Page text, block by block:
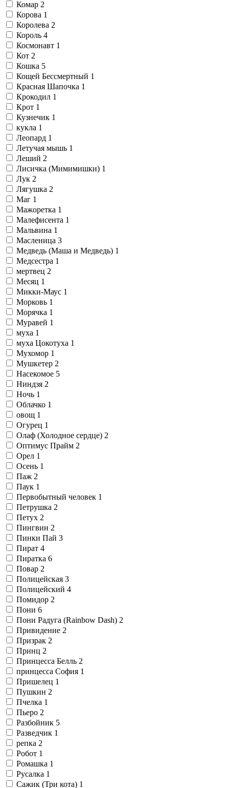
Комар 2
Корова 1
Королева 2
Король 4
Космонавт 1
Кот 2
Кошка 5
Кощей Бессмертный 1
Красная Шапочка 1
Крокодил 1
Крот 1
Кузнечик 1
кукла 1
Леопард 1
Летучая мышь 1
Леший 2
Лисичка (Мимимишки) 1
Лук 2
Лягушка 2
Маг 1
Мажоретка 1
Малефисента 1
Мальвина 1
Масленица 3
Медведь (Маша и Медведь) 1
Медсестра 1
мертвец 2
Месяц 1
Микки-Маус 1
Морковь 1
Морячка 1
Муравей 1
муха 1
муха Цокотуха 1
Мухомор 1
Мушкетер 2
Насекомое 5
Ниндзя 2
Ночь 1
Облачко 1
овощ 1
Огурец 1
Олаф (Холодное сердце) 2
Оптимус Прайм 2
Орел 1
Осень 1
Паж 2
Паук 1
Первобытный человек 1
Петрушка 2
Петух 2
Пингвин 2
Пинки Пай 3
Пират 4
Пиратка 6
Повар 2
Полицейская 3
Полицейский 4
Помидор 2
Пони 6
Пони Радуга (Rainbow Dash) 2
Привидение 2
Призрак 2
Принц 2
Принцесса Белль 2
принцесса София 1
Пришелец 1
Пушкин 2
Пчелка 1
Пьеро 2
Разбойник 5
Разведчик 1
репка 2
Робот 1
Ромашка 1
Русалка 1
Сажик (Три кота) 1